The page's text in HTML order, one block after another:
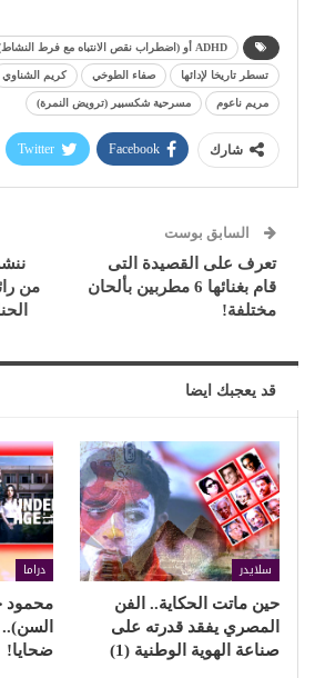
ADHD أو (اضطراب نقص الانتباه مع فرط النشاط)
تسطر تاريخا لإدائها صفاء الطوخي كريم الشناوي
مريم ناعوم مسرحية شكسبير (ترويض النمرة)
شارك Facebook
Twitter
السابق بوست
تعرف على القصيدة التى
قام بغنائها 6 مطربين بألحان
مختلفة!
من
قد يعجبك ايضا
سلايدر
حين ماتت الحكاية.. الفن
المصري يفقد قدرته على
صناعة الهوية الوطنية (1)
دراما
محمود
السن)..
ضحايا!